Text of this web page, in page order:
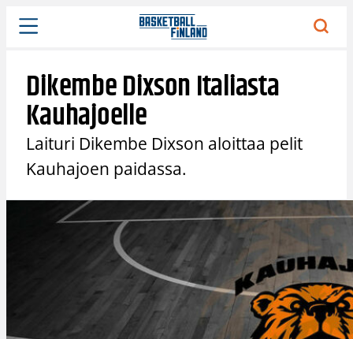
Siirry
sisältöön
Dikembe Dixson Italiasta
Kauhajoelle
Laituri Dikembe Dixson aloittaa pelit
Kauhajoen paidassa.